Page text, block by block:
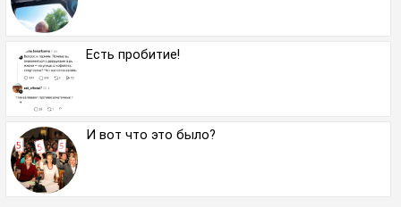
Есть пробитие!
И вот что это было?